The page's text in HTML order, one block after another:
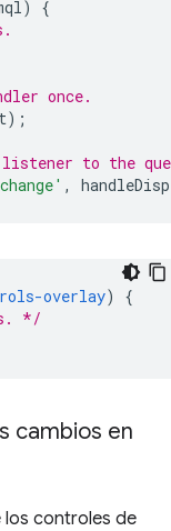
)
{
once.
);
listener to the
,
overlay)
{
*/
cambios en
los controles de